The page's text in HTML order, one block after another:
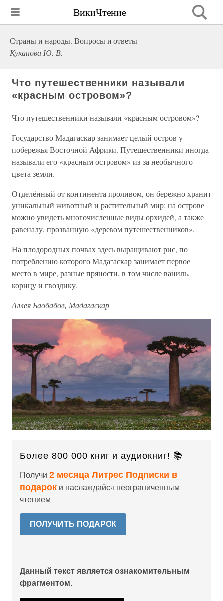
ВикиЧтение
Страны и народы. Вопросы и ответы
Куканова Ю. В.
Что путешественники называли
«красным островом»?
Что путешественники называли «красным островом»?
Государство Мадагаскар занимает целый остров у
побережья Восточной Африки. Путешественники иногда
называли его «красным островом» из-за необычного
цвета земли.
Отделённый от континента проливом, он бережно хранит
уникальный животный и растительный мир: на острове
можно увидеть многочисленные виды орхидей, а также
равеналу, прозванную «деревом путешественников».
На плодородных почвах здесь выращивают рис, по
потреблению которого Мадагаскар занимает первое
место в мире, разные пряности, в том числе ваниль,
корицу и гвоздику.
Аллея Баобабов, Мадагаскар
Более 800 000 книг и аудиокниг! 📚
Получи 2 месяца Литрес Подписки в
подарок и наслаждайся неограниченным
чтением
ПОЛУЧИТЬ ПОДАРОК
Данный текст является ознакомительным
фрагментом.